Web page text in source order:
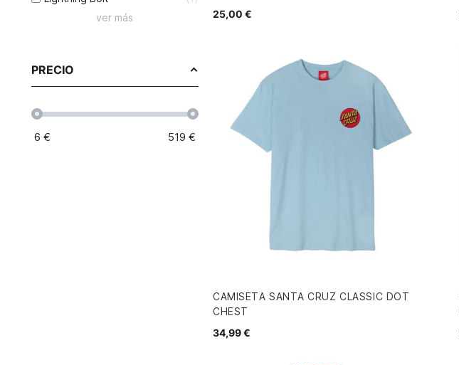
ver más
PRECIO
6 € 519 €
25,00 €
CAMISETA SANTA CRUZ CLASSIC DOT
CHEST
34,99 €